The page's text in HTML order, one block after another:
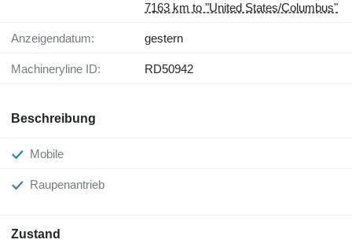
7163 km to "United States/Columbus"
Anzeigendatum: gestern
Machineryline ID: RD50942
Beschreibung
Mobile
Raupenantrieb
Zustand